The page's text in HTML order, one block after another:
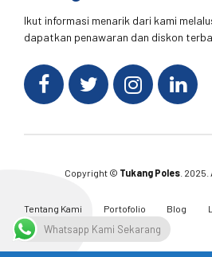
Ikut informasi menarik dari kami
dapatkan penawaran dan diskon
Copyright © Tukang Poles. 2025.
Tentang Kami Portofolio Blog
Kontak Kami
Whatsapp Kami Sekarang